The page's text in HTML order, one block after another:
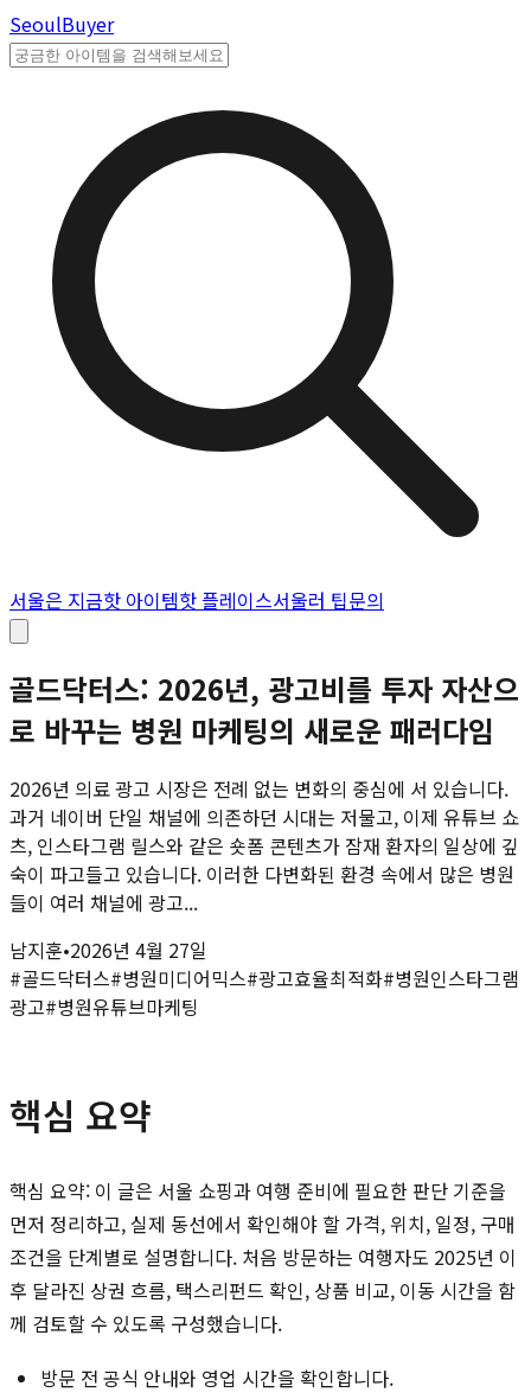
SeoulBuyer
서울은 지금핫 아이템핫 플레이스서울러 팁문의
골드닥터스: 2026년, 광고비를 투자 자산으
로 바꾸는 병원 마케팅의 새로운 패러다임
2026년 의료 광고 시장은 전례 없는 변화의 중심에 서 있습니다.
과거 네이버 단일 채널에 의존하던 시대는 저물고, 이제 유튜브 쇼
츠, 인스타그램 릴스와 같은 숏폼 콘텐츠가 잠재 환자의 일상에 깊
숙이 파고들고 있습니다. 이러한 다변화된 환경 속에서 많은 병원
들이 여러 채널에 광고...
남지훈•2026년 4월 27일
#골드닥터스#병원미디어믹스#광고효율최적화#병원인스타그램
광고#병원유튜브마케팅
핵심 요약
핵심 요약: 이 글은 서울 쇼핑과 여행 준비에 필요한 판단 기준을
먼저 정리하고, 실제 동선에서 확인해야 할 가격, 위치, 일정, 구매
조건을 단계별로 설명합니다. 처음 방문하는 여행자도 2025년 이
후 달라진 상권 흐름, 택스리펀드 확인, 상품 비교, 이동 시간을 함
께 검토할 수 있도록 구성했습니다.
방문 전 공식 안내와 영업 시간을 확인합니다.